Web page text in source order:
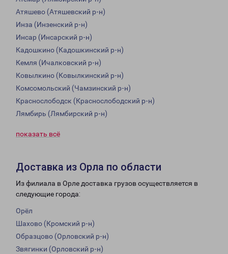
Атяшево (Атяшевский р-н)
Инза (Инзенский р-н)
Инсар (Инсарский р-н)
Кадошкино (Кадошкинский р-н)
Кемля (Ичалковский р-н)
Ковылкино (Ковылкинский р-н)
Комсомольский (Чамзинский р-н)
Краснослободск (Краснослободский р-н)
Лямбирь (Лямбирский р-н)
показать всё
Доставка из Орла по области
Из филиала в Орле доставка грузов осуществляется в
следующие города:
Орёл
Шахово (Кромский р-н)
Образцово (Орловский р-н)
Звягинки (Орловский р-н)